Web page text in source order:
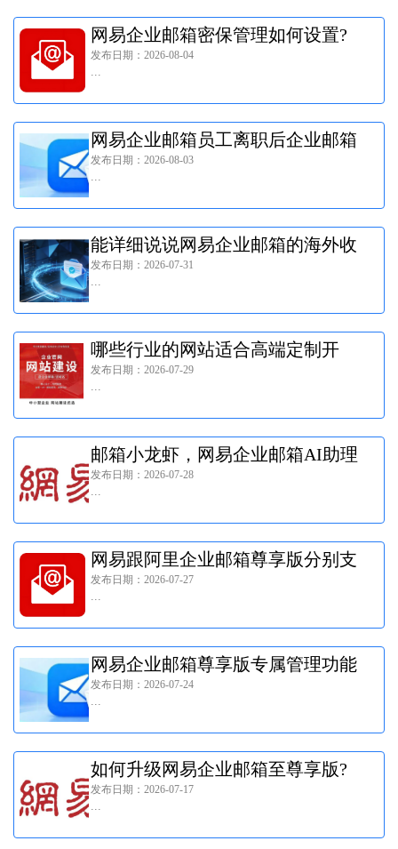
网易企业邮箱密保管理如何设置?
发布日期：2026-08-04
网易企业邮箱员工离职后企业邮箱
怎么处理?客户邮件和历史资料交
发布日期：2026-08-03
能详细说说网易企业邮箱的海外收
发能力吗?
发布日期：2026-07-31
哪些行业的网站适合高端定制开
发？
发布日期：2026-07-29
邮箱小龙虾，网易企业邮箱AI助理
2.0功能内测!
发布日期：2026-07-28
网易跟阿里企业邮箱尊享版分别支
持多少用户和邮箱容量?
发布日期：2026-07-27
网易企业邮箱尊享版专属管理功能
有哪些?
发布日期：2026-07-24
如何升级网易企业邮箱至尊享版?
发布日期：2026-07-17